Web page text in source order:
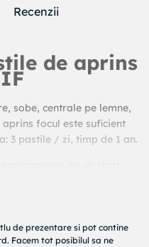
Recenzii
de aprins
sobe, centrale pe lemne,
aprins focul este suficient
3 pastile / zi, timp de 1 an.
lemn sau carbune) si
combustibil avand grija
de prezentare si pot contine
Facem tot posibilul sa ne